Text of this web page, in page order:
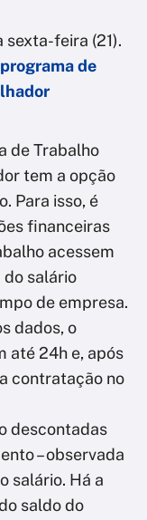
sexta-feira (21).
de
de Trabalho
tem a opção
Para isso, é
financeiras
acessem
do salário
de empresa.
dados, o
até 24h e, após
contratação no
descontadas
– observada
salário. Há a
saldo do